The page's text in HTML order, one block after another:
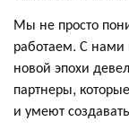
Мы не просто
работаем. С нами
новой эпохи
партнеры,
и умеют